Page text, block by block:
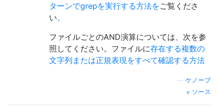
ターンでgrepを実行する方法をご覧くださ
い。
ファイルごとのAND演算については、次を参
照してください。ファイルに存在する複数の
文字列または正規表現をすべて確認する方法
ケノーブ
ソース